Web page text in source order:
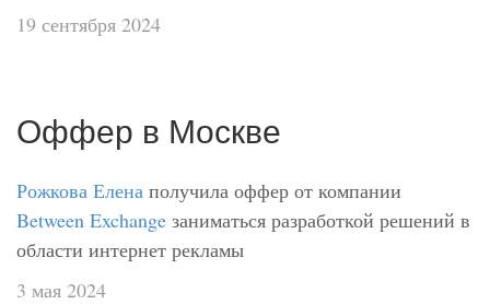
19 сентября 2024
Оффер в Москве
Рожкова Елена получила оффер от компании
Between Exchange заниматься разработкой решений в
области интернет рекламы
3 мая 2024